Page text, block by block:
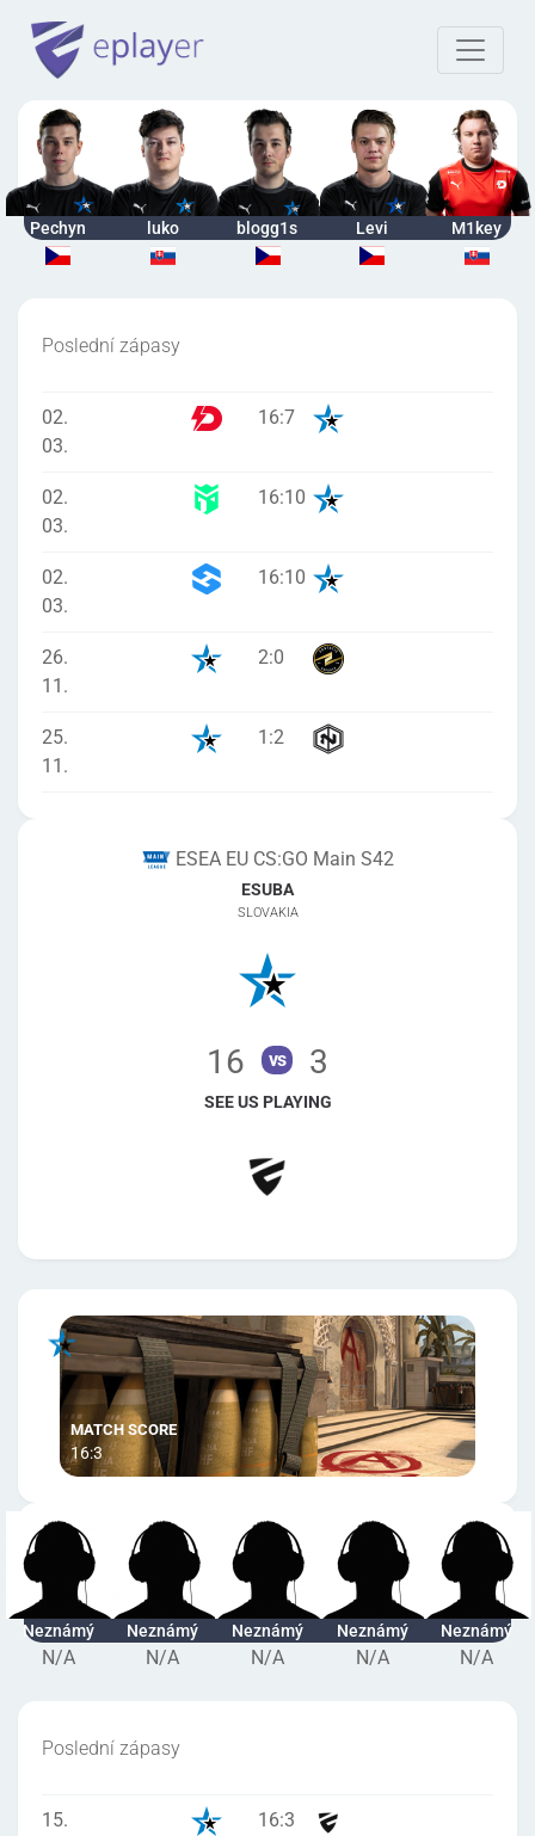
Pechyn luko blogg1s Levi M1key
Poslední zápasy
02.
03.
16:7
02.
03.
16:10
02.
03.
16:10
26.
11.
2:0
25.
11.
1 :2
ESEA EU CS:GO Main S42
ESUBA
SLOVAKIA
16 vs 3
SEE US PLAYING
16:3
Neznámý
N/A
Neznámý
N/A
Neznámý
N/A
Neznámý
N/A
Neznámý
N/A
Poslední zápasy
15.
16:3